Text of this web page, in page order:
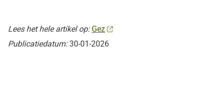
Lees het hele artikel op: Gez
Publicatiedatum:30-01-2026